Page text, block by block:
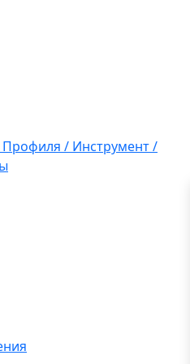
Профиля / Инструмент /